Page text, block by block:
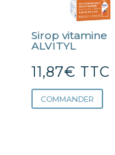
Sirop vitamine
ALVITYL
11,87€ TTC
COMMANDER